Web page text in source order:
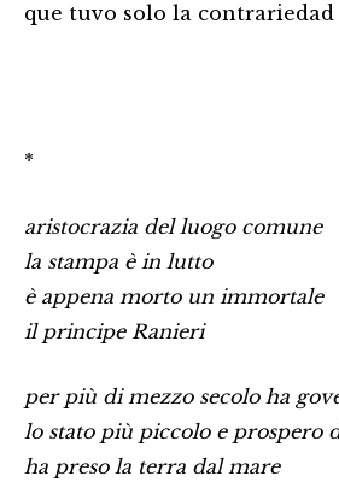
que tuvo solo la
*
aristocrazia del luogo comune
la stampa è in lutto
è appena morto un immortale
il principe Ranieri
per più di mezzo secolo ha
lo stato più piccolo e prospero
ha preso la terra dal mare